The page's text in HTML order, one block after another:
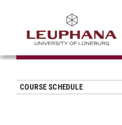
COURSE SCHEDULE